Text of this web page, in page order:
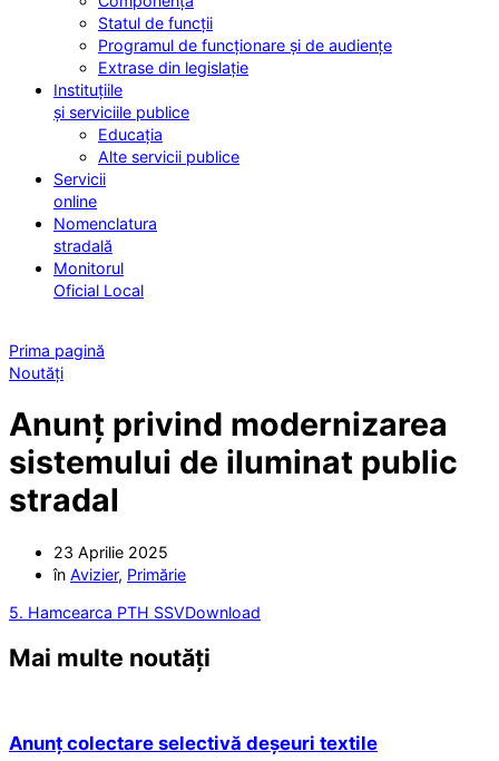
Statul de funcții
Programul de funcționare și de audiențe
Extrase din legislație
Instituțiile
și serviciile publice
Educația
Alte servicii publice
Servicii
online
Nomenclatura
stradală
Monitorul
Oficial Local
Prima pagină
Noutăți
Anunț privind modernizarea
sistemului de iluminat public
stradal
23 Aprilie 2025
în Avizier, Primărie
5. Hamcearca PTH SSVDownload
Mai multe noutăți
Anunț colectare selectivă deșeuri textile